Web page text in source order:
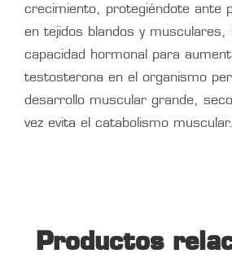
crecimiento, protegiéndote ante
en tejidos blandos y musculares,
capacidad hormonal para
testosterona en el organismo
desarrollo muscular grande,
vez evita el catabolismo muscular.
Productos